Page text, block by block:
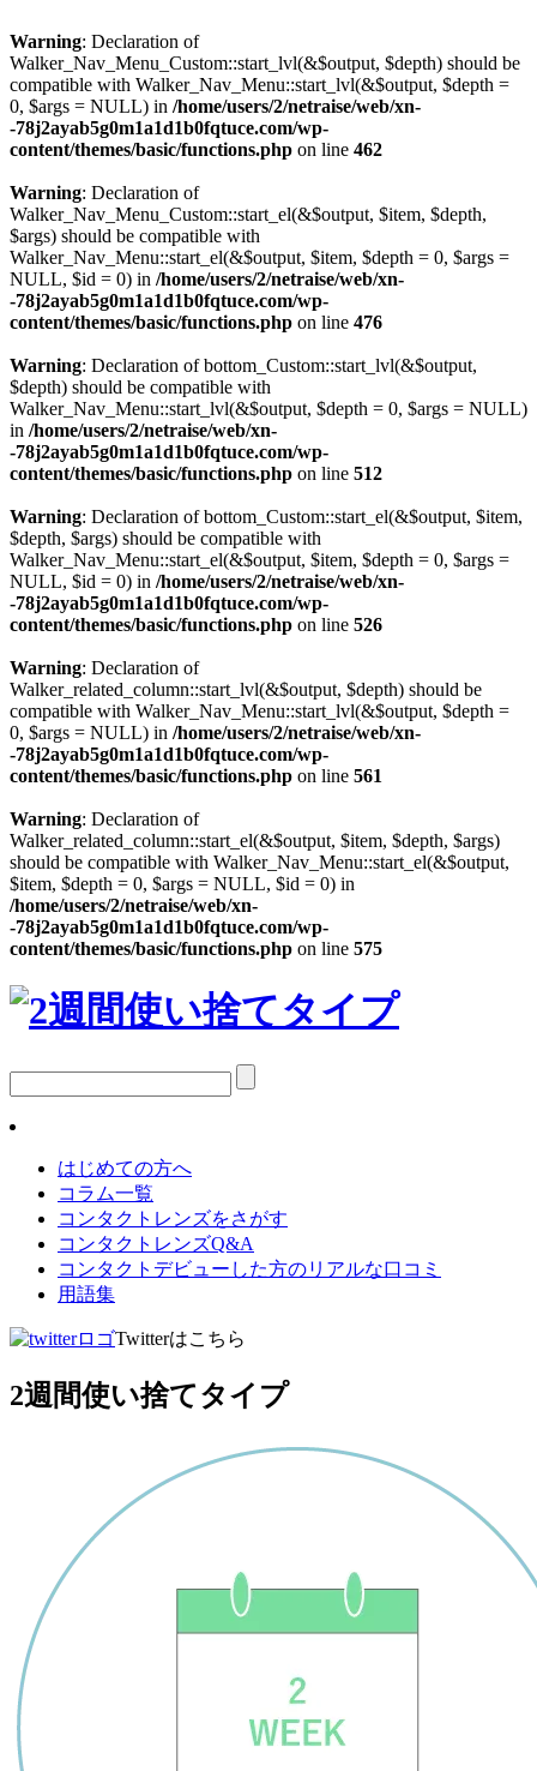
Warning: Declaration of
Walker_Nav_Menu_Custom::start_lvl(&$output, $depth) should be
compatible with Walker_Nav_Menu::start_lvl(&$output, $depth =
0, $args = NULL) in /home/users/2/netraise/web/xn-
-78j2ayab5g0m1a1d1b0fqtuce.com/wp-
content/themes/basic/functions.php on line 462
Warning: Declaration of
Walker_Nav_Menu_Custom::start_el(&$output, $item, $depth,
$args) should be compatible with
Walker_Nav_Menu::start_el(&$output, $item, $depth = 0, $args =
NULL, $id = 0) in /home/users/2/netraise/web/xn-
-78j2ayab5g0m1a1d1b0fqtuce.com/wp-
content/themes/basic/functions.php on line 476
Warning: Declaration of bottom_Custom::start_lvl(&$output,
$depth) should be compatible with
Walker_Nav_Menu::start_lvl(&$output, $depth = 0, $args = NULL)
in /home/users/2/netraise/web/xn-
-78j2ayab5g0m1a1d1b0fqtuce.com/wp-
content/themes/basic/functions.php on line 512
Warning: Declaration of bottom_Custom::start_el(&$output, $item,
$depth, $args) should be compatible with
Walker_Nav_Menu::start_el(&$output, $item, $depth = 0, $args =
NULL, $id = 0) in /home/users/2/netraise/web/xn-
-78j2ayab5g0m1a1d1b0fqtuce.com/wp-
content/themes/basic/functions.php on line 526
Warning: Declaration of
Walker_related_column::start_lvl(&$output, $depth) should be
compatible with Walker_Nav_Menu::start_lvl(&$output, $depth =
0, $args = NULL) in /home/users/2/netraise/web/xn-
-78j2ayab5g0m1a1d1b0fqtuce.com/wp-
content/themes/basic/functions.php on line 561
Warning: Declaration of
Walker_related_column::start_el(&$output, $item, $depth, $args)
should be compatible with Walker_Nav_Menu::start_el(&$output,
$item, $depth = 0, $args = NULL, $id = 0) in
/home/users/2/netraise/web/xn-
-78j2ayab5g0m1a1d1b0fqtuce.com/wp-
content/themes/basic/functions.php on line 575
はじめての方へ
コラム一覧
コンタクトレンズをさがす
コンタクトレンズQ&A
コンタクトデビューした方のリアルな口コミ
用語集
Twitterはこちら
2週間使い捨てタイプ